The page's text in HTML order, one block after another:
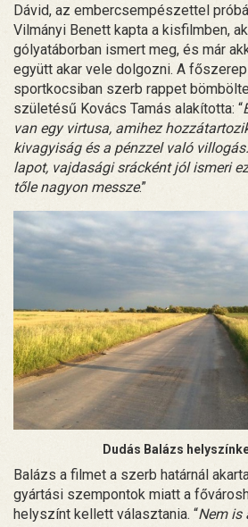
Dávid, az embercsempészettel
Vilmányi Benett kapta a kisfilmben,
gólyatáborban ismert meg, és már
együtt akar vele dolgozni. A
sportkocsiban szerb rappet
születésű Kovács Tamás alakította: “
van egy virtusa, amihez
kivagyiság és a pénzzel való
lapot, vajdasági srácként jól ismeri
tőle nagyon messze.”
Dudás Balázs
Balázs a filmet a szerb határnál
gyártási szempontok miatt a
helyszínt kellett választania. “Nem is